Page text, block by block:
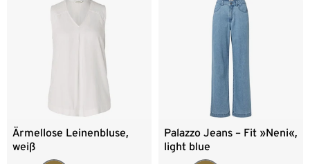
Ärmellose Leinenbluse,
weiß
Palazzo Jeans – Fit »Neni«,
light blue